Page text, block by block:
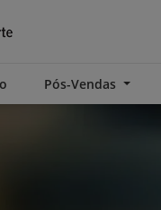
Pós-Vendas